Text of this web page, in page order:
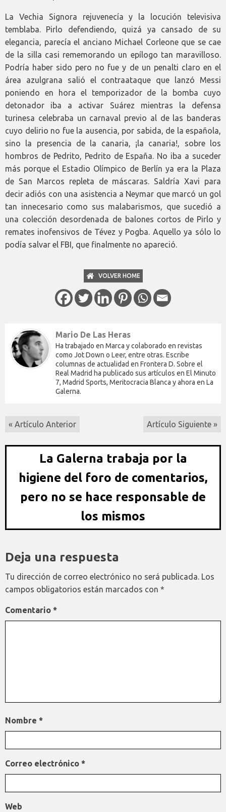
La Vechia Signora rejuvenecía y la locución televisiva
temblaba. Pirlo defendiendo, quizá ya cansado de su
elegancia, parecía el anciano Michael Corleone que se cae
de la silla casi rememorando un epílogo tan maravilloso.
Podría haber sido pero no fue y de un penalti claro en el
área azulgrana salió el contraataque que lanzó Messi
poniendo en hora el temporizador de la bomba cuyo
detonador iba a activar Suárez mientras la defensa
turinesa celebraba un carnaval previo al de las banderas
cuyo delirio no fue la ausencia, por sabida, de la española,
sino la presencia de la canaria, ¡la canaria!, sobre los
hombros de Pedrito, Pedrito de España. No iba a suceder
más porque el Estadio Olímpico de Berlín ya era la Plaza
de San Marcos repleta de máscaras. Saldría Xavi para
decir adiós con una asistencia a Neymar que marcó un gol
tan innecesario como sus malabarismos, que sucedió a
una colección desordenada de balones cortos de Pirlo y
remates inofensivos de Tévez y Pogba. Aquello ya sólo lo
podía salvar el FBI, que finalmente no apareció.
VOLVER HOME
Mario De Las Heras
Ha trabajado en Marca y colaborado en revistas
como Jot Down o Leer, entre otras. Escribe
columnas de actualidad en Frontera D. Sobre el
Real Madrid ha publicado sus artículos en El Minuto
7, Madrid Sports, Meritocracia Blanca y ahora en La
Galerna.
« Artículo Anterior Artículo Siguiente »
La Galerna trabaja por la
higiene del foro de comentarios,
pero no se hace responsable de
los mismos
Deja una respuesta
Tu dirección de correo electrónico no será publicada. Los
campos obligatorios están marcados con *
Comentario *
Nombre *
Correo electrónico *
Web